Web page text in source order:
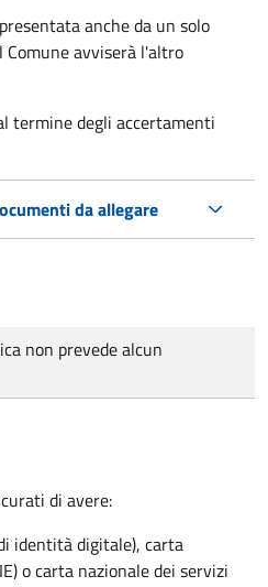
anche da un solo
avviserà l'altro
termine degli accertamenti
da allegare
non prevede alcun
di avere:
identità digitale), carta
o carta nazionale dei servizi